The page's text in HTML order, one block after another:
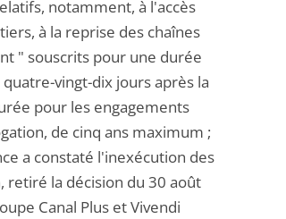
notamment, à l'accès
à la reprise des chaînes
" souscrits pour une durée
vingt-dix jours après la
pour les engagements
de cinq ans maximum ;
a constaté l'inexécution des
retiré la décision du 30 août
Canal Plus et Vivendi